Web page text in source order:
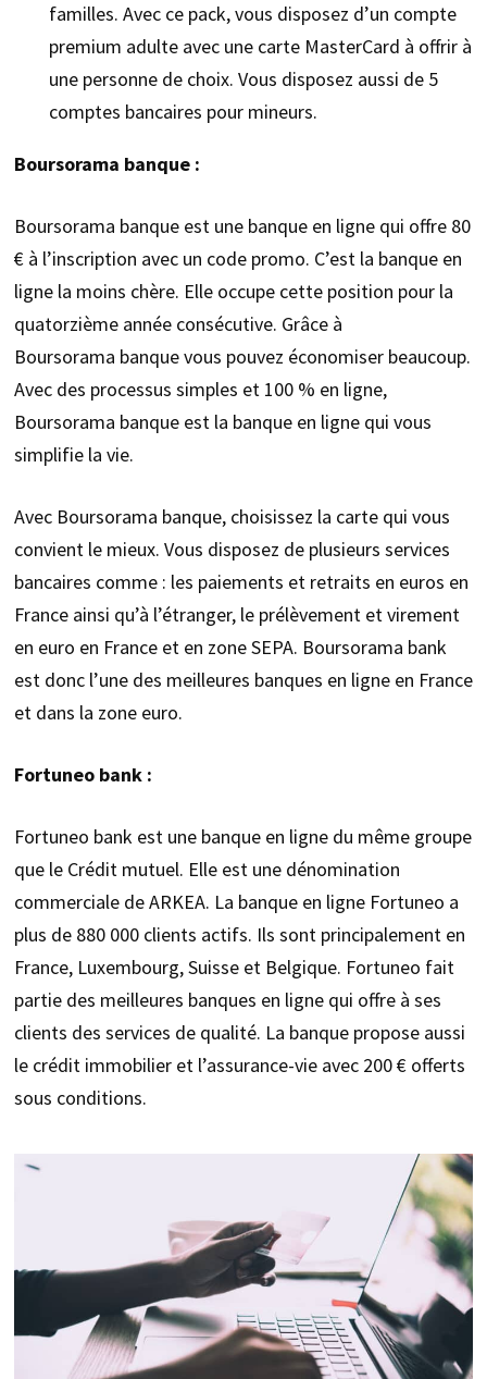
familles. Avec ce pack, vous disposez d’un compte
premium adulte avec une carte MasterCard à offrir à
une personne de choix. Vous disposez aussi de 5
comptes bancaires pour mineurs.
Boursorama banque :
Boursorama banque est une banque en ligne qui offre 80
€ à l’inscription avec un code promo. C’est la banque en
ligne la moins chère. Elle occupe cette position pour la
quatorzième année consécutive. Grâce à
Boursorama banque vous pouvez économiser beaucoup.
Avec des processus simples et 100 % en ligne,
Boursorama banque est la banque en ligne qui vous
simplifie la vie.
Avec Boursorama banque, choisissez la carte qui vous
convient le mieux. Vous disposez de plusieurs services
bancaires comme : les paiements et retraits en euros en
France ainsi qu’à l’étranger, le prélèvement et virement
en euro en France et en zone SEPA. Boursorama bank
est donc l’une des meilleures banques en ligne en France
et dans la zone euro.
Fortuneo bank :
Fortuneo bank est une banque en ligne du même groupe
que le Crédit mutuel. Elle est une dénomination
commerciale de ARKEA. La banque en ligne Fortuneo a
plus de 880 000 clients actifs. Ils sont principalement en
France, Luxembourg, Suisse et Belgique. Fortuneo fait
partie des meilleures banques en ligne qui offre à ses
clients des services de qualité. La banque propose aussi
le crédit immobilier et l’assurance-vie avec 200 € offerts
sous conditions.